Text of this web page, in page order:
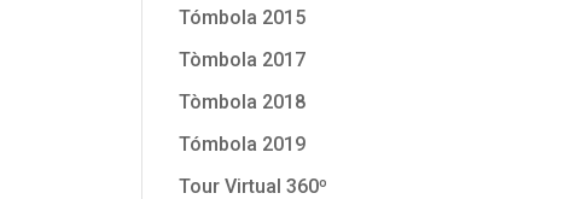
Tómbola 2015
Tòmbola 2017
Tòmbola 2018
Tómbola 2019
Tour Virtual 360º